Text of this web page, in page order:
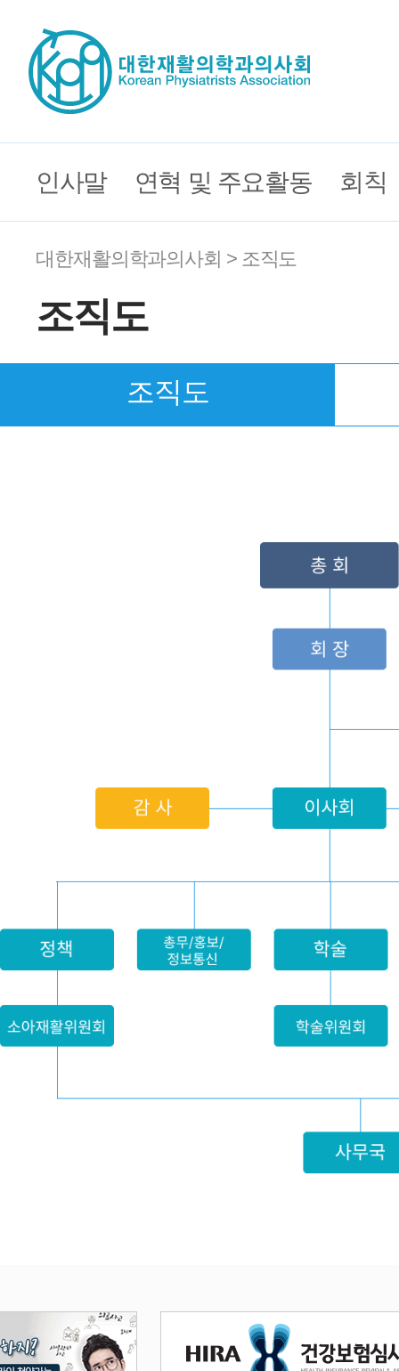
인사말 연혁 및 주요활동 회칙
대한재활의학과의사회 > 조직도
조직도
조직도